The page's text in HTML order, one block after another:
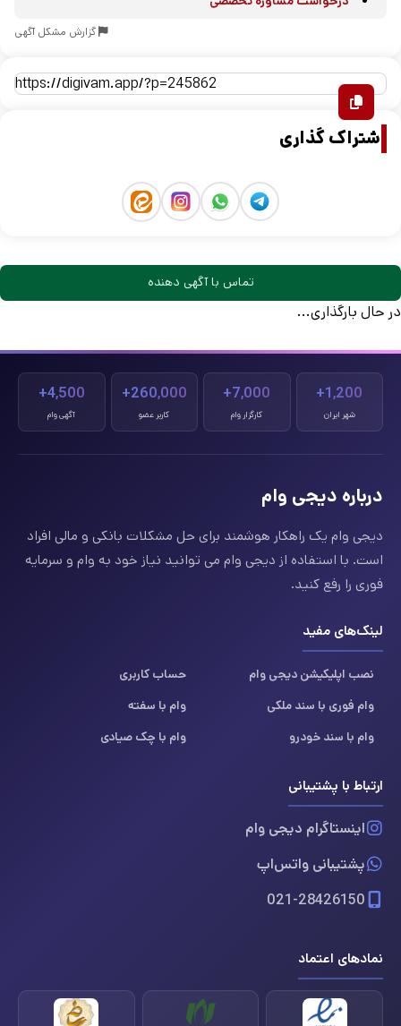
گزارش مشکل آگهی
اشتراک گذاری
تماس با آگهی دهنده
در حال بارگذاری...
1,200+
شهر ایران
7,000+
کارگزار وام
260,000+
کاربر عضو
4,500+
آگهی وام
درباره دیجی وام
دیجی وام یک راهکار هوشمند برای حل مشکلات بانکی و مالی افراد
است. با استفاده از دیجی وام می توانید نیاز خود به وام و سرمایه
فوری را رفع کنید.
لینک‌های مفید
نصب اپلیکیشن دیجی وام
حساب کاربری
وام فوری با سند ملکی
وام با سفته
وام با سند خودرو
وام با چک صیادی
ارتباط با پشتیبانی
اینستاگرام دیجی وام
پشتیبانی واتس‌اپ
021-28426150
نمادهای اعتماد